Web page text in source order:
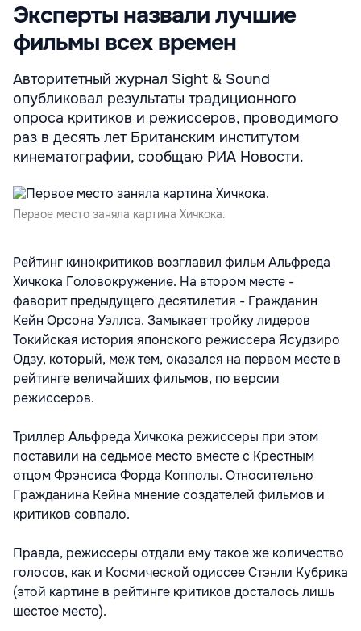
Эксперты назвали лучшие
фильмы всех времен
Авторитетный журнал Sight & Sound
опубликовал результаты традиционного
опроса критиков и режиссеров, проводимого
раз в десять лет Британским институтом
кинематографии, сообщаю РИА Новости.
Первое место заняла картина Хичкока.
Рейтинг кинокритиков возглавил фильм Альфреда
Хичкока Головокружение. На втором месте -
фаворит предыдущего десятилетия - Гражданин
Кейн Орсона Уэллса. Замыкает тройку лидеров
Токийская история японского режиссера Ясудзиро
Одзу, который, меж тем, оказался на первом месте в
рейтинге величайших фильмов, по версии
режиссеров.
Триллер Альфреда Хичкока режиссеры при этом
поставили на седьмое место вместе с Крестным
отцом Фрэнсиса Форда Копполы. Относительно
Гражданина Кейна мнение создателей фильмов и
критиков совпало.
Правда, режиссеры отдали ему такое же количество
голосов, как и Космической одиссее Стэнли Кубрика
(этой картине в рейтинге критиков досталось лишь
шестое место).